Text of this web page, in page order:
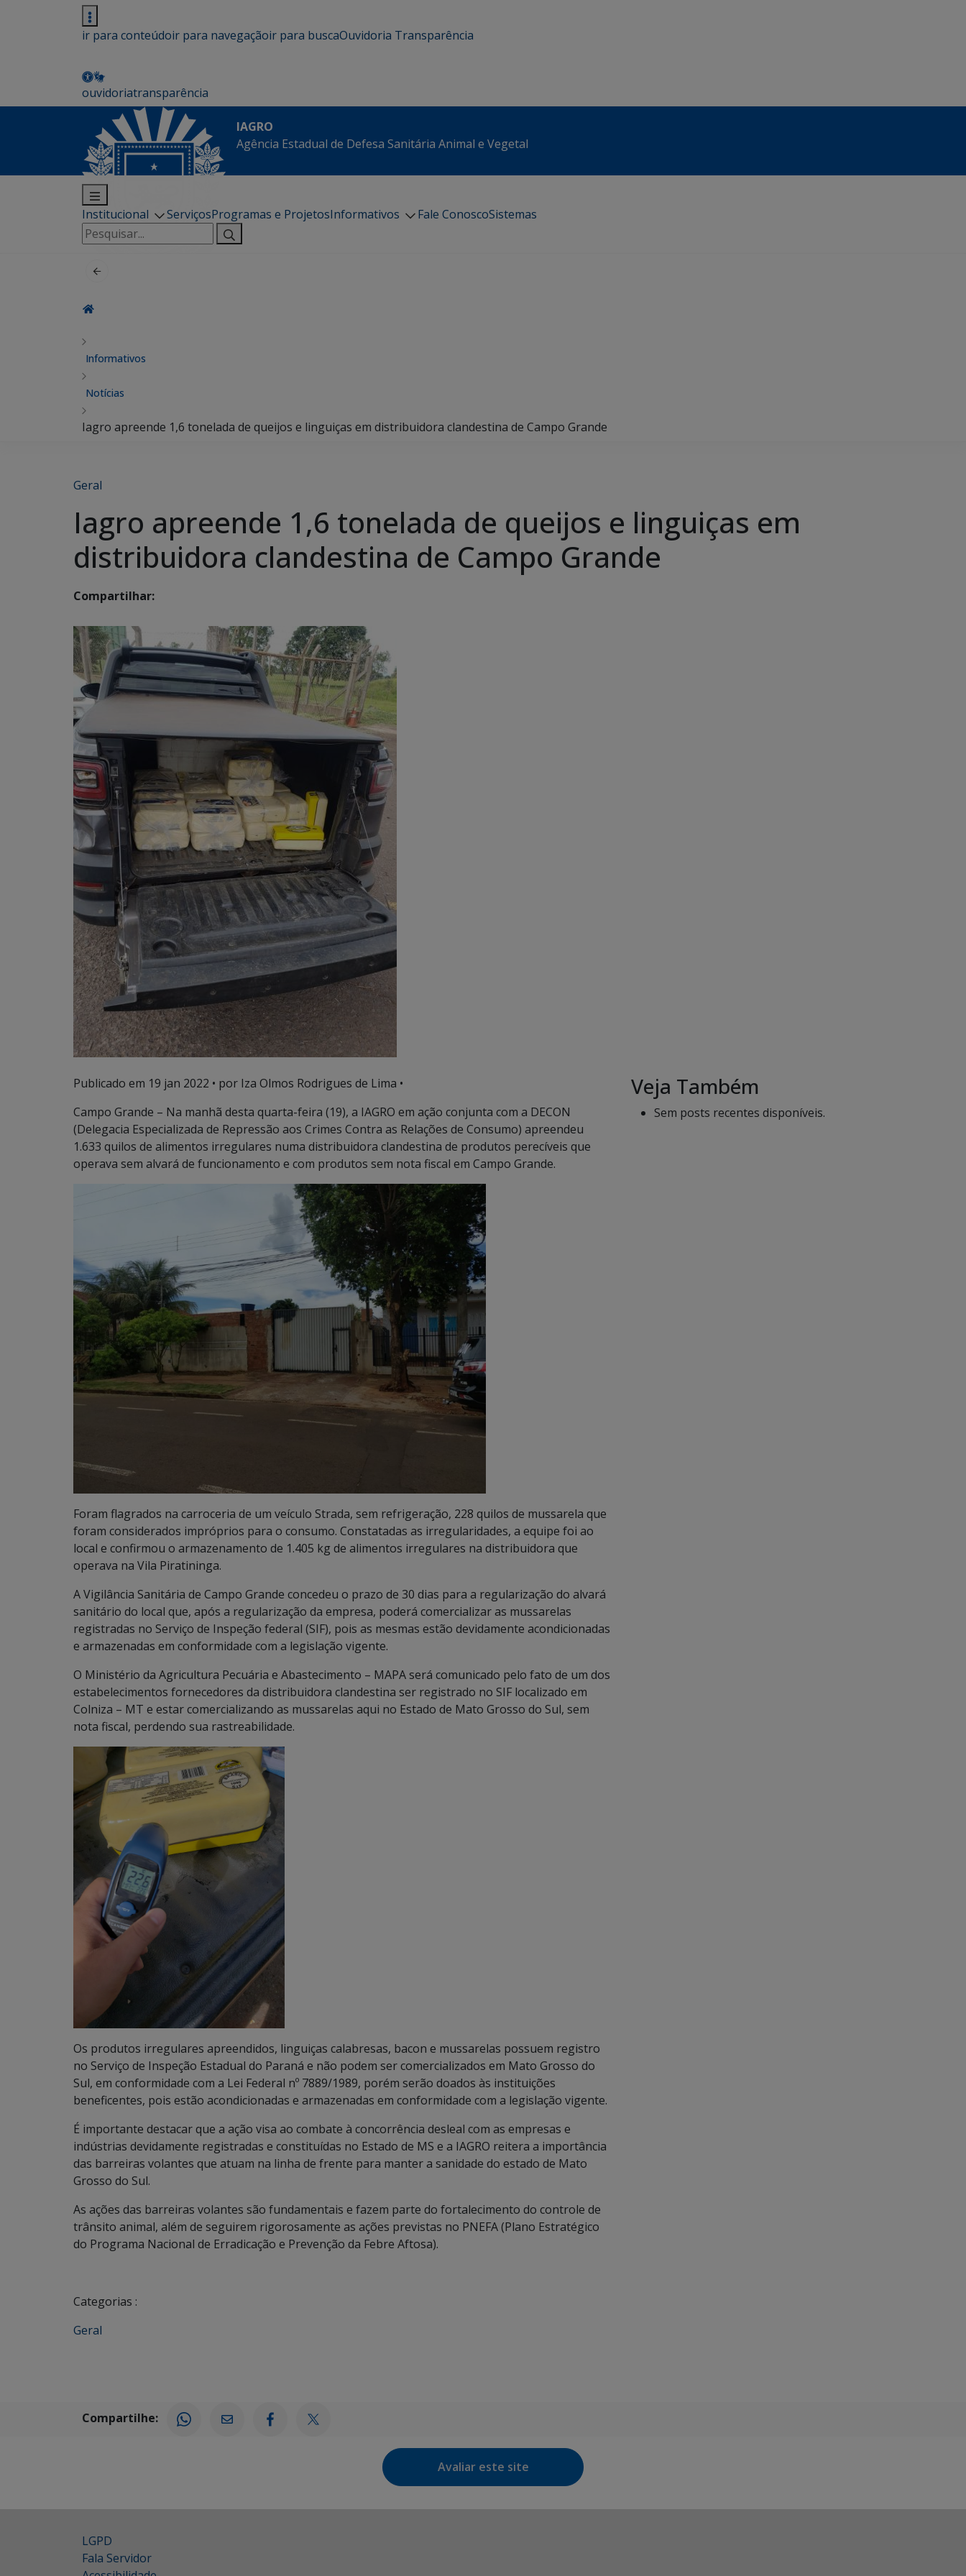
ir para conteúdoir para navegaçãoir para buscaOuvidoria Transparência
ouvidoriatransparência
IAGRO
Agência Estadual de Defesa Sanitária Animal e Vegetal
Institucional ServiçosProgramas e ProjetosInformativos Fale ConoscoSistemas
Pesquisar
por:
Informativos
Notícias
Iagro apreende 1,6 tonelada de queijos e linguiças em distribuidora clandestina de Campo Grande
Geral
Iagro apreende 1,6 tonelada de queijos e linguiças em
distribuidora clandestina de Campo Grande
Compartilhar:
Publicado em 19 jan 2022 • por Iza Olmos Rodrigues de Lima •
Campo Grande – Na manhã desta quarta-feira (19), a IAGRO em ação conjunta com a DECON
(Delegacia Especializada de Repressão aos Crimes Contra as Relações de Consumo) apreendeu
1.633 quilos de alimentos irregulares numa distribuidora clandestina de produtos perecíveis que
operava sem alvará de funcionamento e com produtos sem nota fiscal em Campo Grande.
Foram flagrados na carroceria de um veículo Strada, sem refrigeração, 228 quilos de mussarela que
foram considerados impróprios para o consumo. Constatadas as irregularidades, a equipe foi ao
local e confirmou o armazenamento de 1.405 kg de alimentos irregulares na distribuidora que
operava na Vila Piratininga.
A Vigilância Sanitária de Campo Grande concedeu o prazo de 30 dias para a regularização do alvará
sanitário do local que, após a regularização da empresa, poderá comercializar as mussarelas
registradas no Serviço de Inspeção federal (SIF), pois as mesmas estão devidamente acondicionadas
e armazenadas em conformidade com a legislação vigente.
O Ministério da Agricultura Pecuária e Abastecimento – MAPA será comunicado pelo fato de um dos
estabelecimentos fornecedores da distribuidora clandestina ser registrado no SIF localizado em
Colniza – MT e estar comercializando as mussarelas aqui no Estado de Mato Grosso do Sul, sem
nota fiscal, perdendo sua rastreabilidade.
Os produtos irregulares apreendidos, linguiças calabresas, bacon e mussarelas possuem registro
no Serviço de Inspeção Estadual do Paraná e não podem ser comercializados em Mato Grosso do
Sul, em conformidade com a Lei Federal nº 7889/1989, porém serão doados às instituições
beneficentes, pois estão acondicionadas e armazenadas em conformidade com a legislação vigente.
É importante destacar que a ação visa ao combate à concorrência desleal com as empresas e
indústrias devidamente registradas e constituídas no Estado de MS e a IAGRO reitera a importância
das barreiras volantes que atuam na linha de frente para manter a sanidade do estado de Mato
Grosso do Sul.
As ações das barreiras volantes são fundamentais e fazem parte do fortalecimento do controle de
trânsito animal, além de seguirem rigorosamente as ações previstas no PNEFA (Plano Estratégico
do Programa Nacional de Erradicação e Prevenção da Febre Aftosa).
Categorias :
Geral
Veja Também
Sem posts recentes disponíveis.
Compartilhe:
Avaliar este site
LGPD
Fala Servidor